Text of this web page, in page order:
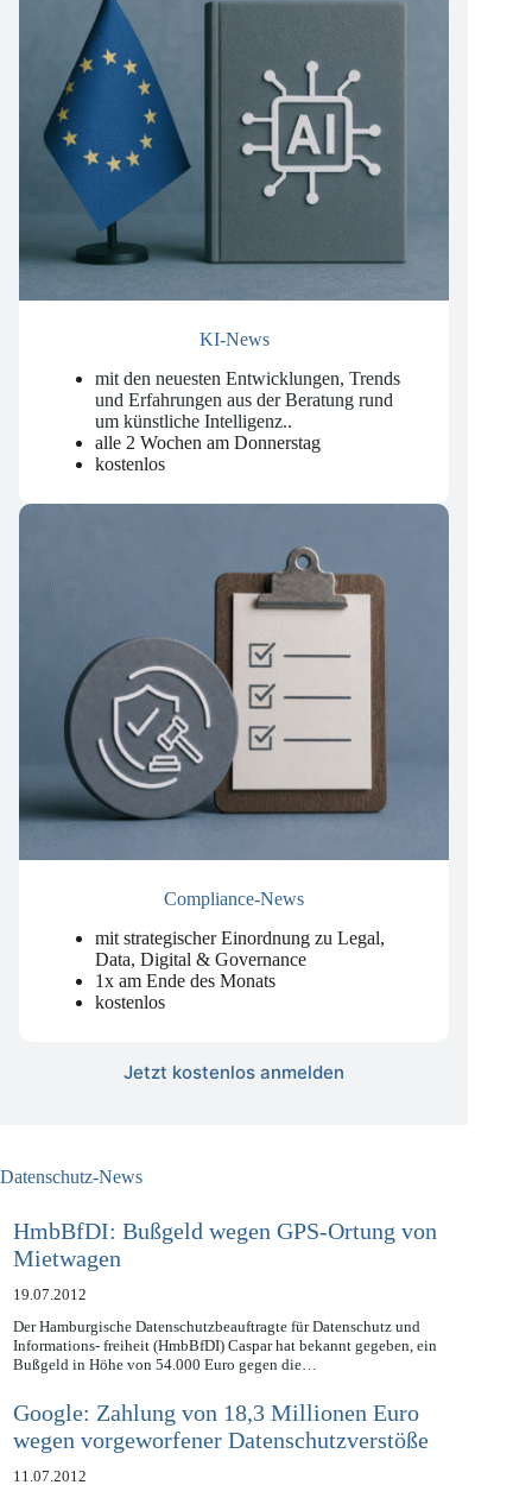
mit den neuesten Entwicklungen, Trends
und Erfahrungen aus der Beratung rund
um künstliche Intelligenz..
alle 2 Wochen am Donnerstag
mit strategischer Einordnung zu Legal,
Data, Digital & Governance
1x am Ende des Monats
HmbBfDI: Bußgeld wegen GPS-Ortung von
Mietwagen
19.07.2012
Der Hamburgische Datenschutzbeauftragte für Datenschutz und
Informations- freiheit (HmbBfDI) Caspar hat bekannt gegeben, ein
Google: Zahlung von 18,3 Millionen Euro
wegen vorgeworfener Datenschutzverstöße